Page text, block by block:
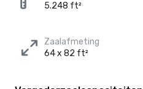
5.248 ft²
Zaalafmeting
64 x 82 ft²